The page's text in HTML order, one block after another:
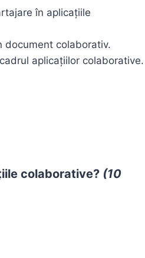
în aplicațiile
document colaborativ.
aplicațiilor colaborative.
colaborative? (10